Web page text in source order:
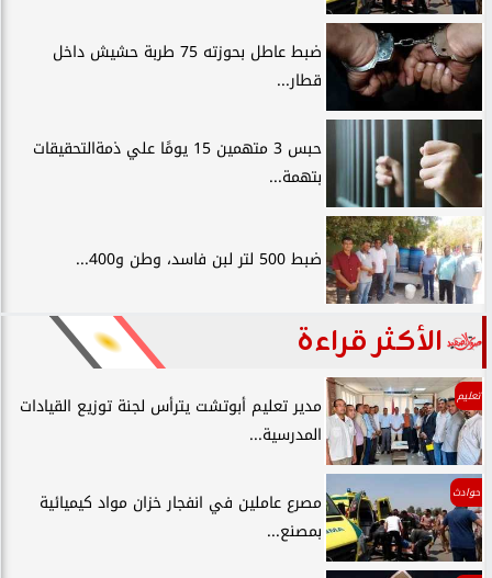
ضبط عاطل بحوزته 75 طربة حشيش داخل
قطار...
حبس 3 متهمين 15 يومًا علي ذمةالتحقيقات
بتهمة...
ضبط 500 لتر لبن فاسد، وطن و400...
الأكثر قراءة
تعليم
مدير تعليم أبوتشت يترأس لجنة توزيع القيادات
المدرسية...
حوادث
مصرع عاملين في انفجار خزان مواد كيميائية
بمصنع...